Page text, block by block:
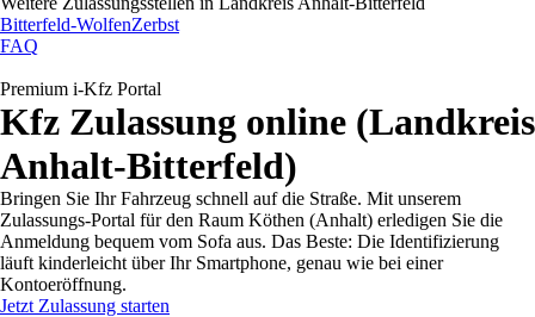
Bitterfeld-WolfenZerbst
FAQ
Premium i-Kfz Portal
Kfz Zulassung online (Landkreis
Anhalt-Bitterfeld)
Bringen Sie Ihr Fahrzeug schnell auf die Straße. Mit unserem
Zulassungs-Portal für den Raum Köthen (Anhalt) erledigen Sie die
Anmeldung bequem vom Sofa aus. Das Beste: Die Identifizierung
läuft kinderleicht über Ihr Smartphone, genau wie bei einer
Kontoeröffnung.
Jetzt Zulassung starten